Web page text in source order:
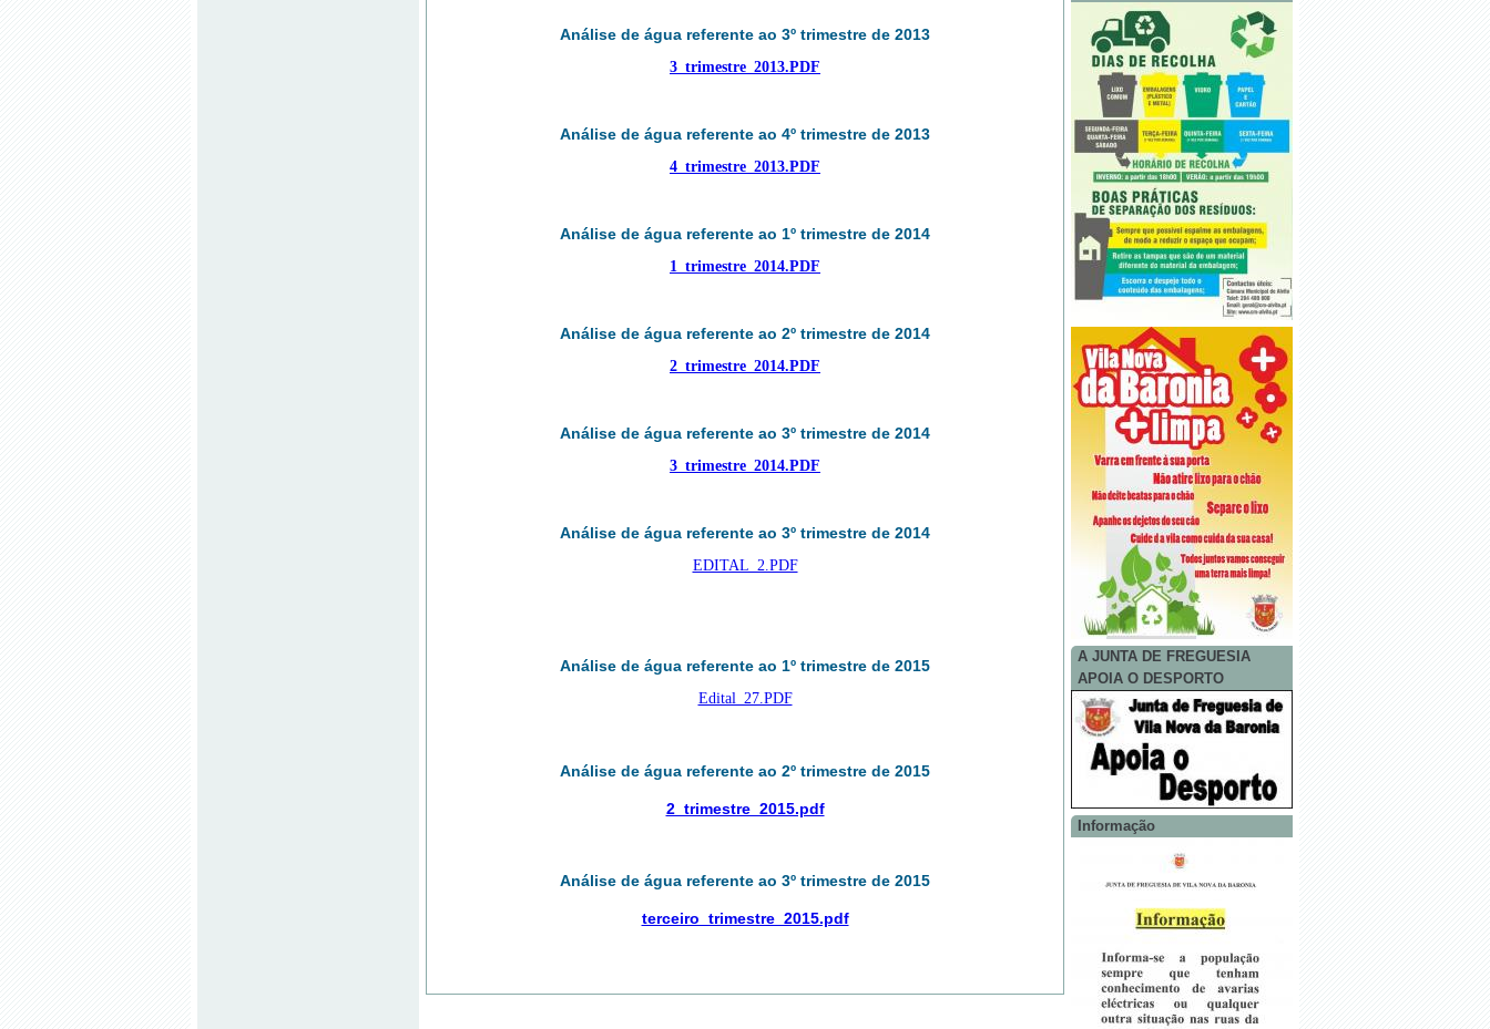
Análise de água referente ao 3º trimestre de 2013
3_trimestre_2013.PDF
Análise de água referente ao 4º trimestre de 2013
4_trimestre_2013.PDF
Análise de água referente ao 1º trimestre de 2014
1_trimestre_2014.PDF
Análise de água referente ao 2º trimestre de 2014
2_trimestre_2014.PDF
Análise de água referente ao 3º trimestre de 2014
3_trimestre_2014.PDF
Análise de água referente ao 3º trimestre de 2014
EDITAL_2.PDF
Análise de água referente ao 1º trimestre de 2015
Edital_27.PDF
Análise de água referente ao 2º trimestre de 2015
2_trimestre_2015.pdf
Análise de água referente ao 3º trimestre de 2015
terceiro_trimestre_2015.pdf
A JUNTA DE FREGUESIA
APOIA O DESPORTO
Informação